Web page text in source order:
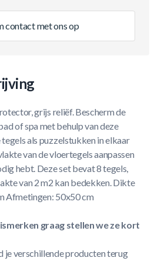
contact met ons op
grijs reliëf. Bescherm de
of spa met behulp van deze
als puzzelstukken in elkaar
van de vloertegels aanpassen
hebt. Deze set bevat 8 tegels,
van 2 m2 kan bedekken. Dikte
Afmetingen: 50x50 cm
graag stellen we ze kort
je verschillende producten terug